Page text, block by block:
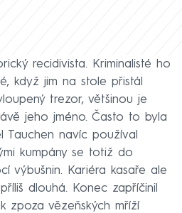
recidivista. Kriminalisté ho
když jim na stole přistál
trezor, většinou je
jeho jméno. Často to byla
Tauchen navíc používal
kumpány se totiž do
výbušnin. Kariéra kasaře ale
dlouhá. Konec zapříčinil
zpoza vězeňských mříží